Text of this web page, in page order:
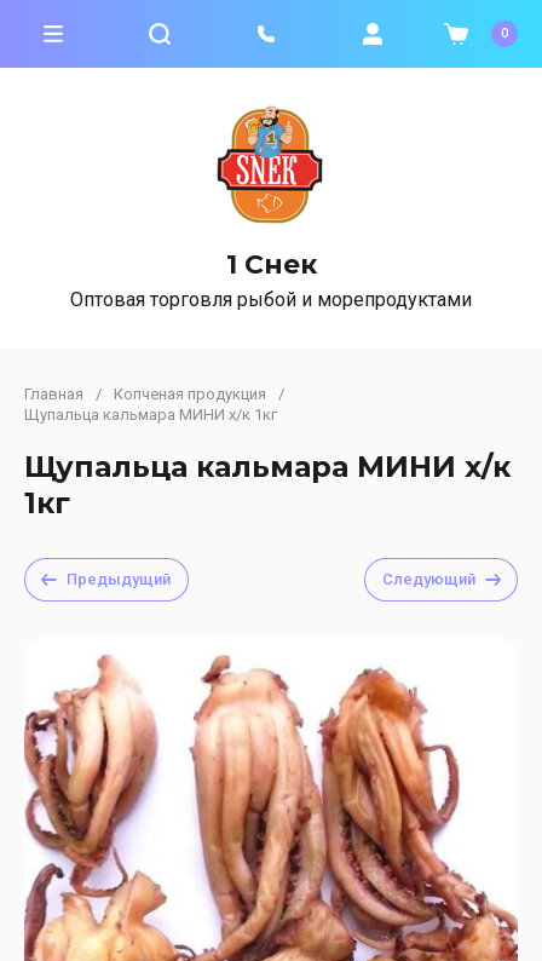
1 Снек
Оптовая торговля рыбой и морепродуктами
0
Главная / Копченая продукция
/
Щупальца кальмара МИНИ х/к 1кг
Щупальца кальмара МИНИ х/к
1кг
Предыдущий Следующий